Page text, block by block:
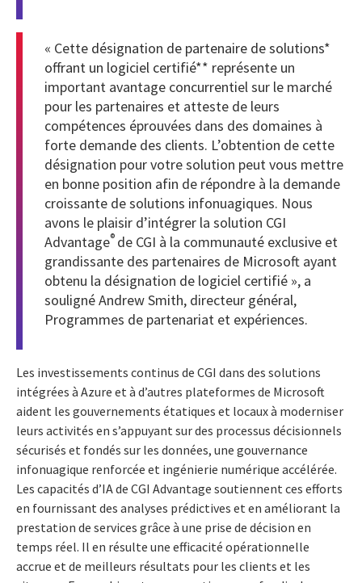
« Cette désignation de partenaire de solutions*
offrant un logiciel certifié** représente un
important avantage concurrentiel sur le marché
pour les partenaires et atteste de leurs
compétences éprouvées dans des domaines à
forte demande des clients. L’obtention de cette
désignation pour votre solution peut vous mettre
en bonne position afin de répondre à la demande
croissante de solutions infonuagiques. Nous
avons le plaisir d’intégrer la solution CGI
Advantage® de CGI à la communauté exclusive et
grandissante des partenaires de Microsoft ayant
obtenu la désignation de logiciel certifié », a
souligné Andrew Smith, directeur général,
Programmes de partenariat et expériences.
Les investissements continus de CGI dans des solutions
intégrées à Azure et à d’autres plateformes de Microsoft
aident les gouvernements étatiques et locaux à moderniser
leurs activités en s’appuyant sur des processus décisionnels
sécurisés et fondés sur les données, une gouvernance
infonuagique renforcée et ingénierie numérique accélérée.
Les capacités d’IA de CGI Advantage soutiennent ces efforts
en fournissant des analyses prédictives et en améliorant la
prestation de services grâce à une prise de décision en
temps réel. Il en résulte une efficacité opérationnelle
accrue et de meilleurs résultats pour les clients et les